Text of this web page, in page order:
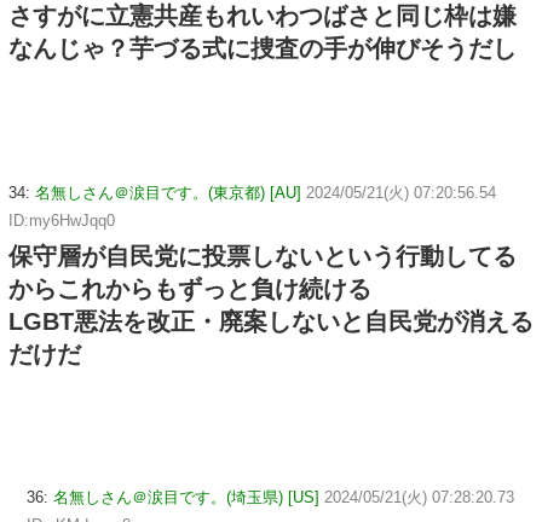
さすがに立憲共産もれいわつばさと同じ枠は嫌
なんじゃ？芋づる式に捜査の手が伸びそうだし
34: 名無しさん＠涙目です。(東京都) [AU] 2024/05/21(火) 07:20:56.54
ID:my6HwJqq0
保守層が自民党に投票しないという行動してる
からこれからもずっと負け続ける
LGBT悪法を改正・廃案しないと自民党が消える
だけだ
36: 名無しさん＠涙目です。(埼玉県) [US] 2024/05/21(火) 07:28:20.73